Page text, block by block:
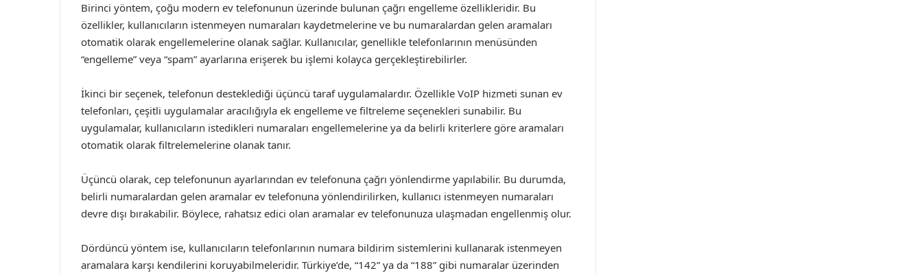
Birinci yöntem, çoğu modern ev telefonunun üzerinde bulunan çağrı engelleme özellikleridir. Bu
özellikler, kullanıcıların istenmeyen numaraları kaydetmelerine ve bu numaralardan gelen aramaları
otomatik olarak engellemelerine olanak sağlar. Kullanıcılar, genellikle telefonlarının menüsünden
“engelleme” veya “spam” ayarlarına erişerek bu işlemi kolayca gerçekleştirebilirler.
İkinci bir seçenek, telefonun desteklediği üçüncü taraf uygulamalardır. Özellikle VoIP hizmeti sunan ev
telefonları, çeşitli uygulamalar aracılığıyla ek engelleme ve filtreleme seçenekleri sunabilir. Bu
uygulamalar, kullanıcıların istedikleri numaraları engellemelerine ya da belirli kriterlere göre aramaları
otomatik olarak filtrelemelerine olanak tanır.
Üçüncü olarak, cep telefonunun ayarlarından ev telefonuna çağrı yönlendirme yapılabilir. Bu durumda,
belirli numaralardan gelen aramalar ev telefonuna yönlendirilirken, kullanıcı istenmeyen numaraları
devre dışı bırakabilir. Böylece, rahatsız edici olan aramalar ev telefonunuza ulaşmadan engellenmiş olur.
Dördüncü yöntem ise, kullanıcıların telefonlarının numara bildirim sistemlerini kullanarak istenmeyen
aramalara karşı kendilerini koruyabilmeleridir. Türkiye’de, “142” ya da “188” gibi numaralar üzerinden